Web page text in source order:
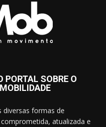
PORTAL SOBRE O
diversas formas de
atualizada e